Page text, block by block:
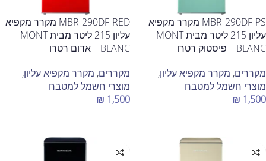
MBR-290DF-PS מקרר מקפיא
עליון 215 ליטר מבית MONT
BLANC – פיסטוק רטרו
מקררים, מקרר מקפיא עליון,
מוצרי חשמל למטבח
₪ 1,500
MBR-290DF-RED מקרר מקפיא
עליון 215 ליטר מבית MONT
BLANC – אדום רטרו
מקררים, מקרר מקפיא עליון,
מוצרי חשמל למטבח
₪ 1,500